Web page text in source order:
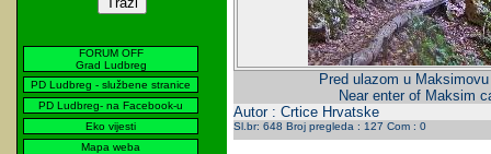
FORUM OFF
Grad Ludbreg
PD Ludbreg - službene stranice
PD Ludbreg- na Facebook-u
Eko vijesti
Mapa weba
Pred ulazom u
Near enter of Maksim
Autor : Crtice Hrvatske
Sl.br: 648 Broj pregleda : 127 Com : 0